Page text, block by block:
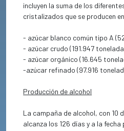
incluyen la suma de los
cristalizados que se producen
- azúcar blanco común tipo A
- azúcar crudo (191.947
- azúcar orgánico (16.645
-azúcar refinado (97.916
Producción de alcohol
La campaña de alcohol, con 10
alcanza los 126 días y a la